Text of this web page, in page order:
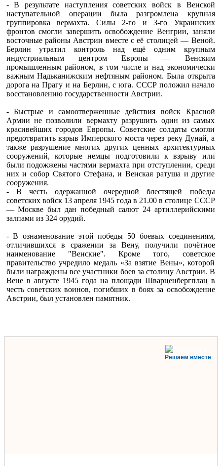
- В результате наступления советских войск в Венской
наступательной операции была разгромлена крупная
группировка вермахта. Силы 2-го и 3-го Украинских
фронтов смогли завершить освобождение Венгрии, заняли
восточные районы Австрии вместе с её столицей — Веной.
Берлин утратил контроль над ещё одним крупным
индустриальным центром Европы — Венским
промышленным районом, в том числе и над экономически
важным Надьканижским нефтяным районом. Была открыта
дорога на Прагу и на Берлин, с юга. СССР положил начало
восстановлению государственности Австрии.
- Быстрые и самоотверженные действия войск Красной
Армии не позволили вермахту разрушить один из самых
красивейших городов Европы. Советские солдаты смогли
предотвратить взрыв Имперского моста через реку Дунай, а
также разрушение многих других ценных архитектурных
сооружений, которые немцы подготовили к взрыву или
были подожжены частями вермахта при отступлении, среди
них и собор Святого Стефана, и Венская ратуша и другие
сооружения.
- В честь одержанной очередной блестящей победы
советских войск 13 апреля 1945 года в 21.00 в столице СССР
— Москве был дан победный салют 24 артиллерийскими
залпами из 324 орудий.
- В ознаменование этой победы 50 боевых соединениям,
отличившихся в сражении за Вену, получили почётное
наименование "Венские". Кроме того, советское
правительство учредило медаль «За взятие Вены», которой
были награждены все участники боев за столицу Австрии. В
Вене в августе 1945 года на площади Шварценбергплац в
честь советских воинов, погибших в боях за освобождение
Австрии, был установлен памятник.
Решаем вместе